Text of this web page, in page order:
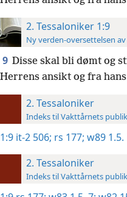
2. Tessaloniker 1:9
Ny verden-oversettelsen av
9 Disse skal bli dømt og
Herrens ansikt og fra
2. Tessaloniker
Indeks til Vakttårnets
1:9 it-2 506; rs 177; w89 1.5.
2. Tessaloniker
Indeks til Vakttårnets